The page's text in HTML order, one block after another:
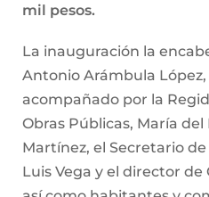
mil pesos.
La inauguración la
Antonio Arámbula
acompañado por la
Obras Públicas, María del
Martínez, el Secretario
Luis Vega y el director de